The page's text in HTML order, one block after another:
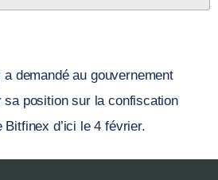
demandé au gouvernement
sa position sur la confiscation
d’ici le 4 février.